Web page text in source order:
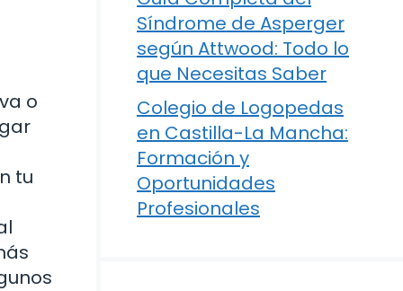
o
tu
Síndrome de Asperger
según Attwood: Todo lo
que Necesitas Saber
Colegio de Logopedas
en Castilla-La Mancha:
Formación y
Oportunidades
Profesionales